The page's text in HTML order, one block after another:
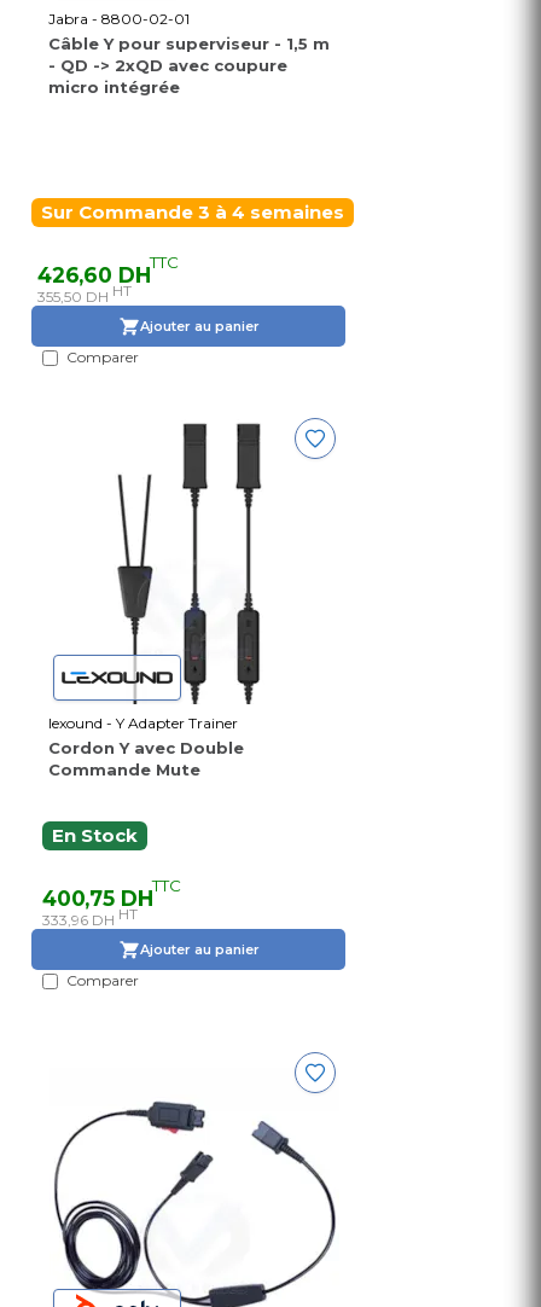
Jabra - 8800-02-01
Câble Y pour superviseur - 1,5 m
- QD -> 2xQD avec coupure
micro intégrée
Sur Commande 3 à 4 semaines
426,60 DHTTC
355,50 DH HT
Ajouter au panier
Comparer
lexound - Y Adapter Trainer
Cordon Y avec Double
Commande Mute
En Stock
400,75 DHTTC
333,96 DH HT
Ajouter au panier
Comparer